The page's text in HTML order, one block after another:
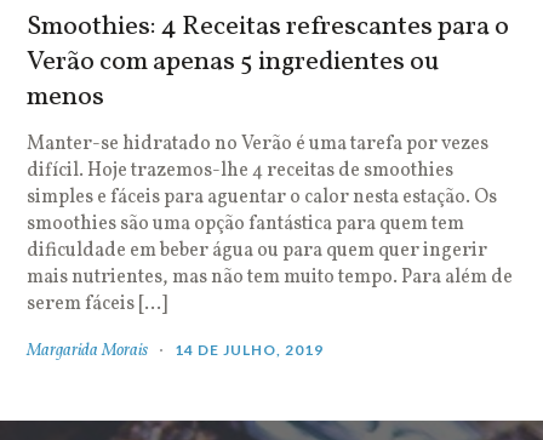
Smoothies: 4 Receitas refrescantes para o
Verão com apenas 5 ingredientes ou
menos
Manter-se hidratado no Verão é uma tarefa por vezes
difícil. Hoje trazemos-lhe 4 receitas de smoothies
simples e fáceis para aguentar o calor nesta estação. Os
smoothies são uma opção fantástica para quem tem
dificuldade em beber água ou para quem quer ingerir
mais nutrientes, mas não tem muito tempo. Para além de
serem fáceis […]
Margarida Morais 14 DE JULHO, 2019